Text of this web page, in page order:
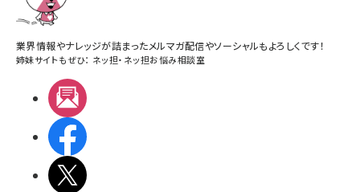
業界情報やナレッジが詰まったメルマガ配信やソーシャルもよろしくです！
姉妹サイトもぜひ： ネッ担・ ネッ担お悩み相談室